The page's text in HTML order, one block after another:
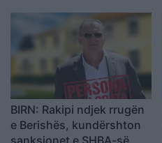
BIRN: Rakipi ndjek rrugën
e Berishës, kundërshton
sanksionet e SHBA-së